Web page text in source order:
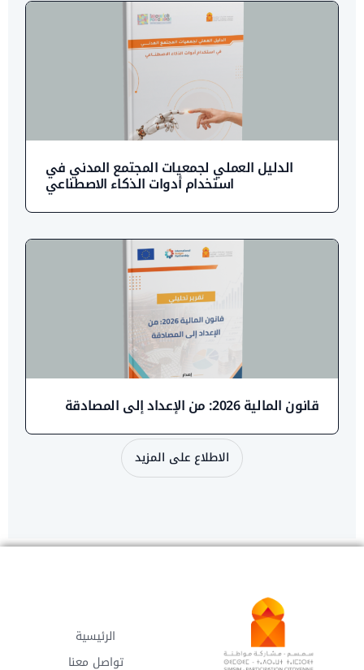
الدليل العملي لجمعيات المجتمع المدني في
استخدام أدوات الذكاء الاصطناعي
قانون المالية 2026: من الإعداد إلى المصادقة
الاطلاع على المزيد
الرئيسية
تواصل معنا